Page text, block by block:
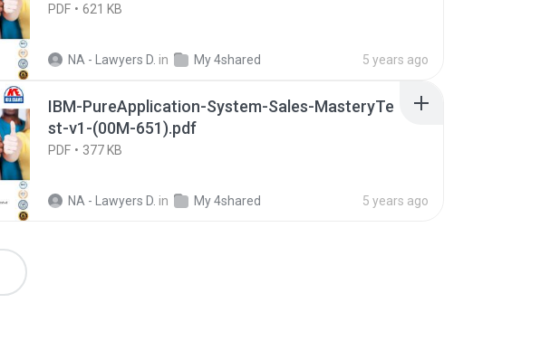
PDF 621 KB
NA - Lawyers D. in My 4shared 5 years ago
IBM-PureApplication-System-Sales-MasteryTe
st-v1-(00M-651).pdf
PDF 377 KB
NA - Lawyers D. in My 4shared 5 years ago